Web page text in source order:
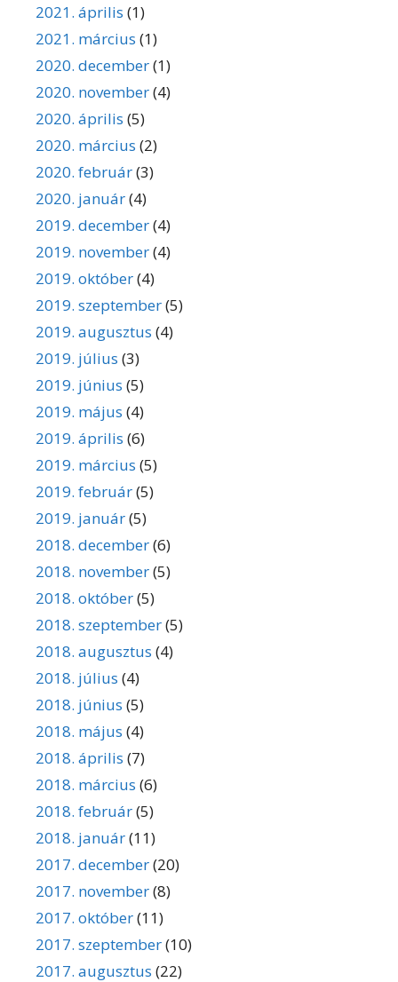
2021. április (1)
2021. március (1)
2020. december(1)
2020. november(4)
2020. április (5)
2020. március (2)
2020. február(3)
2020. január(4)
2019. december(4)
2019. november(4)
2019. október(4)
2019. szeptember(5)
2019. augusztus (4)
2019. július (3)
2019. június (5)
2019. május (4)
2019. április (6)
2019. március (5)
2019. február(5)
2019. január(5)
2018. december(6)
2018. november(5)
2018. október(5)
2018. szeptember(5)
2018. augusztus (4)
2018. július (4)
2018. június (5)
2018. május (4)
2018. április (7)
2018. március (6)
2018. február(5)
2018. január(11)
2017. december(20)
2017. november(8)
2017. október(11)
2017. szeptember(10)
2017. augusztus (22)